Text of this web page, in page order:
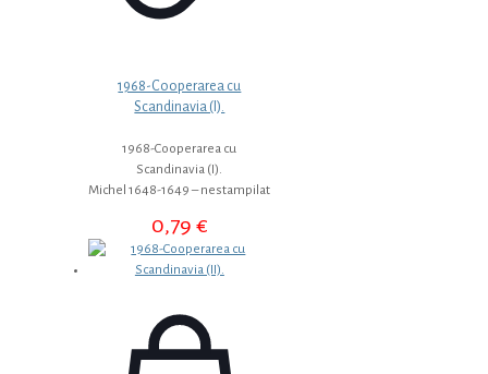
1968-Cooperarea cu
Scandinavia (I).
1968-Cooperarea cu
Scandinavia (I).
Michel 1648-1649 – nestampilat
0,79 €